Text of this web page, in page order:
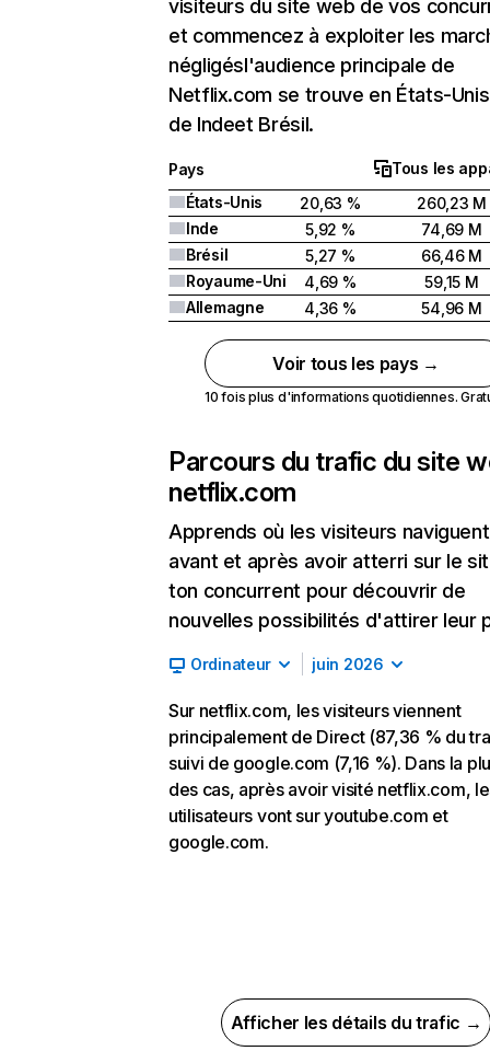
visiteurs du site web de vos
et commencez à exploiter les
négligésl'audience principale de
Netflix.com se trouve en États-
de Indeet Brésil.
Pays
Tous les
États-Unis
20,63 %
260,23 M
Inde
5,92 %
74,69 M
Brésil
5,27 %
66,46 M
Royaume-Uni
4,69 %
59,15 M
Allemagne
4,36 % 54,96 M
Voir tous les pays →
10 fois plus d'informations quotidiennes.
Parcours du trafic du site
netflix.com
Apprends où les visiteurs naviguent
avant et après avoir atterri sur le
ton concurrent pour découvrir de
nouvelles possibilités d'attirer leur
Ordinateur juin 2026
Sur netflix.com, les visiteurs viennent
principalement de Direct (87,36 % du
suivi de google.com (7,16 %). Dans la
des cas, après avoir visité netflix.com,
utilisateurs vont sur youtube.com et
google.com.
Afficher les détails du trafic →